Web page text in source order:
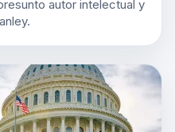
autor intelectual y